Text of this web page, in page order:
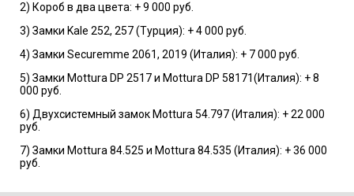
2) Короб в два цвета: + 9 000 руб.
3) Замки Kale 252, 257 (Турция): + 4 000 руб.
4) Замки Securemme 2061, 2019 (Италия): + 7 000 руб.
5) Замки Mottura DP 2517 и Mottura DP 58171(Италия): + 8
000 руб.
6) Двухсистемный замок Mottura 54.797 (Италия): + 22 000
руб.
7) Замки Mottura 84.525 и Mottura 84.535 (Италия): + 36 000
руб.